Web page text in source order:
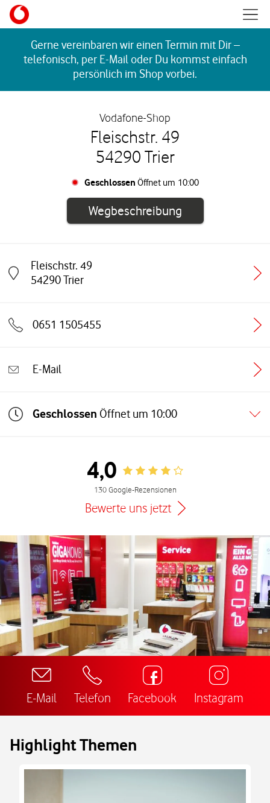
Skip to content
Gerne vereinbaren wir einen Termin mit Dir –
telefonisch, per E-Mail oder Du kommst einfach
persönlich im Shop vorbei.
Vodafone-Shop
Fleischstr. 49
54290 Trier
Geschlossen Öffnet um 10:00
WegbeschreibungLink öffnet in
Fleischstr. 49
54290Trier
Link öffnet in einem neuen Tab
0651 1505455
E-Mail
Geschlossen Öffnet um 10:00
4,0 Rating 4.0
130 Google-Rezensionen
Bewerte uns jetzt
E-Mail Telefon Facebook Instagram
Highlight Themen